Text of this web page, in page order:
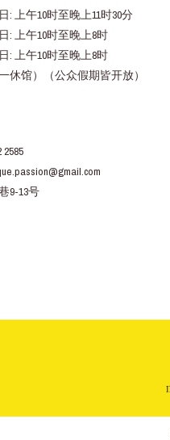
: 上午10时至晚上11时30分
: 上午10时至晚上8时
: 上午10时至晚上8时
休馆）（公众假期皆开放）
2585
9-13号